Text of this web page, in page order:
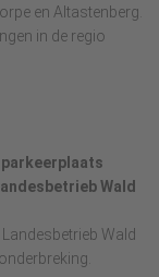
en Altastenberg.
in de regio
parkeerplaats
Wald
Wald